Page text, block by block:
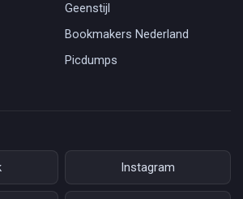
Geenstijl
Bookmakers Nederland
Picdumps
Instagram